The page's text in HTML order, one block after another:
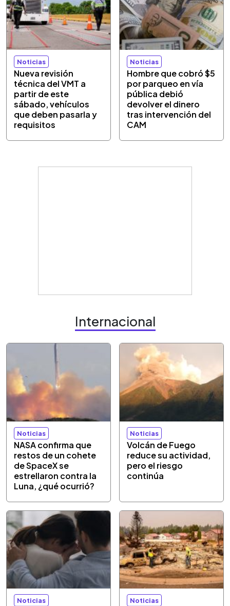
Noticias
Nueva revisión
técnica del VMT a
partir de este
sábado, vehículos
que deben pasarla y
requisitos
Noticias
Hombre que cobró $5
por parqueo en vía
pública debió
devolver el dinero
tras intervención del
CAM
Internacional
Noticias
NASA confirma que
restos de un cohete
de SpaceX se
estrellaron contra la
Luna, ¿qué ocurrió?
Noticias
Volcán de Fuego
reduce su actividad,
pero el riesgo
continúa
Noticias Noticias